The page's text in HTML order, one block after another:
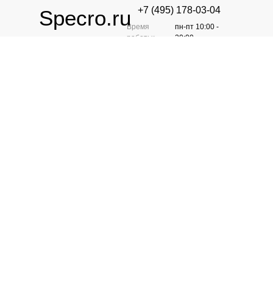
Время
работы:
пн-пт 10:00 -
20:00
+7 (495) 178-03-04
Specro.ru